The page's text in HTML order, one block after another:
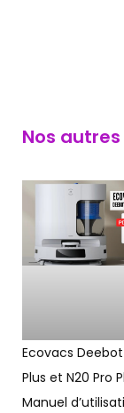
Nos
Ecovacs Deebot
Plus et N20 Pro
Manuel